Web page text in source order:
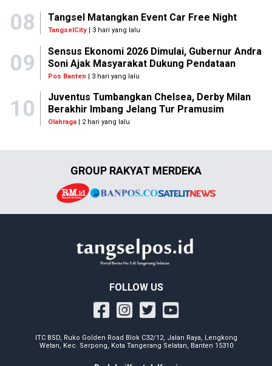
08 Tangsel Matangkan Event Car Free Night
TangselCity | 3 hari yang lalu
09
Sensus Ekonomi 2026 Dimulai, Gubernur Andra
Soni Ajak Masyarakat Dukung Pendataan
Pos Banten | 3 hari yang lalu
10
Juventus Tumbangkan Chelsea, Derby Milan
Berakhir Imbang Jelang Tur Pramusim
Olahraga| 2 hari yang lalu
GROUP RAKYAT MERDEKA
FOLLOW US
ITC BSD, Ruko Golden Road Blok C32/12, Jalan Raya, Lengkong
Wetan, Kec. Serpong, Kota Tangerang Selatan, Banten 15310